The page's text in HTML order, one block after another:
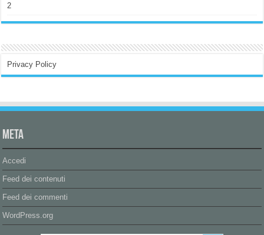
2
Privacy Policy
Meta
Accedi
Feed dei contenuti
Feed dei commenti
WordPress.org